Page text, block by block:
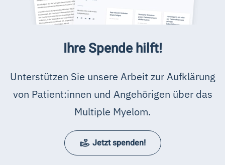
Ihre Spende hilft!
Unterstützen Sie unsere Arbeit zur Aufklärung
von Patient:innen und Angehörigen über das
Multiple Myelom.
Jetzt spenden!